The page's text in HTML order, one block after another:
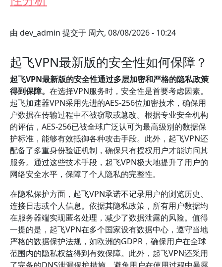
由 dev_admin 提交于 周六, 08/08/2026 - 10:24
起飞VPN最新版的安全性如何保障？
起飞VPN最新版的安全性通过多层加密和严格的隐私政策
得到保障。 在选择VPN服务时，安全性是首要考虑因素。
起飞加速器VPN采用先进的AES-256位加密技术，确保用
户数据在传输过程中不被窃取或篡改。根据专业安全机构
的评估，AES-256已被全球广泛认可为最高级别的数据保
护标准，能够有效抵御各种攻击手段。此外，起飞VPN还
配备了多重身份验证机制，确保只有授权用户才能访问其
服务。通过这些技术手段，起飞VPN极大地提升了用户的
网络安全水平，保障了个人隐私的完整性。
在隐私保护方面，起飞VPN承诺不记录用户的浏览历史、
连接日志或个人信息。依据其隐私政策，所有用户数据均
在服务器端实现匿名处理，减少了数据泄露的风险。值得
一提的是，起飞VPN在多个国家设有数据中心，遵守当地
严格的数据保护法规，如欧洲的GDPR，确保用户在全球
范围内的隐私权益得到有效保障。此外，起飞VPN还采用